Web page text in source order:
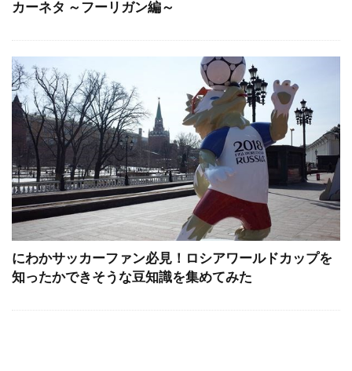
カーネタ ～フーリガン編～
にわかサッカーファン必見！ロシアワールドカップを
知ったかできそうな豆知識を集めてみた